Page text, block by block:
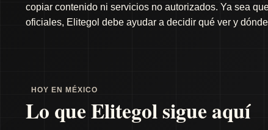
copiar contenido ni servicios no autorizados. Ya sea
oficiales, Elitegol debe ayudar a decidir qué ver y
HOY EN MÉXICO
Lo que Elitegol sigue aquí